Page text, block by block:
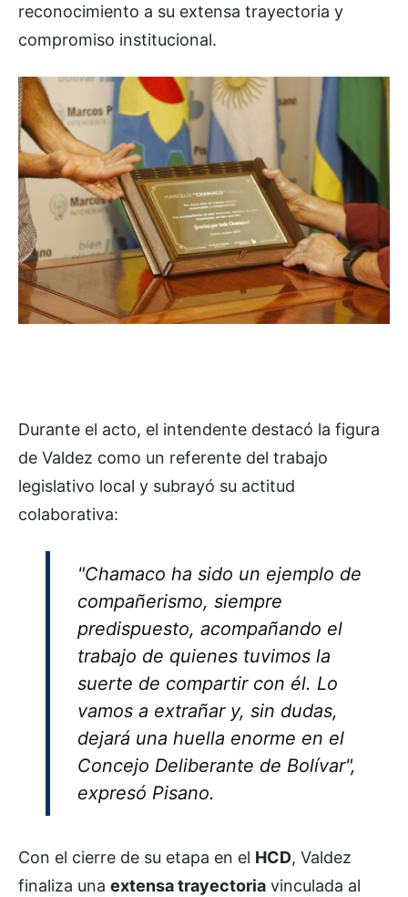
reconocimiento a su extensa trayectoria y
compromiso institucional.
Durante el acto, el intendente destacó la figura
de Valdez como un referente del trabajo
legislativo local y subrayó su actitud
colaborativa:
"Chamaco ha sido un ejemplo de
compañerismo, siempre
predispuesto, acompañando el
trabajo de quienes tuvimos la
suerte de compartir con él. Lo
vamos a extrañar y, sin dudas,
dejará una huella enorme en el
Concejo Deliberante de Bolívar",
expresó Pisano.
Con el cierre de su etapa en el HCD, Valdez
finaliza una extensa trayectoria vinculada al